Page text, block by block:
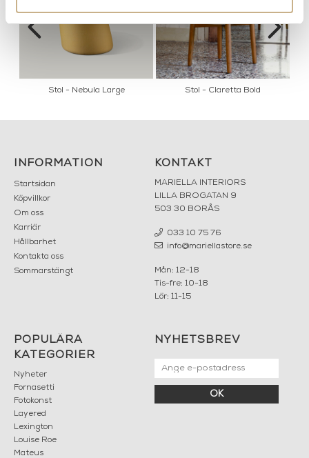
Stol - Nebula Large Stol - Claretta Bold
INFORMATION
Startsidan
Köpvillkor
Om oss
Karriär
Hållbarhet
Kontakta oss
Sommarstängt
KONTAKT
MARIELLA INTERIORS
LILLA BROGATAN 9
503 30 BORÅS
033 10 75 76
info@mariellastore.se
Mån: 12-18
Tis-fre: 10-18
Lör: 11-15
POPULÄRA
KATEGORIER
Nyheter
Fornasetti
Fotokonst
Layered
Lexington
Louise Roe
Mateus
NYHETSBREV
OK